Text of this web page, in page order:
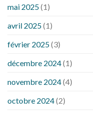
mai 2025(1)
avril 2025(1)
février 2025(3)
décembre 2024(1)
novembre 2024(4)
octobre 2024(2)